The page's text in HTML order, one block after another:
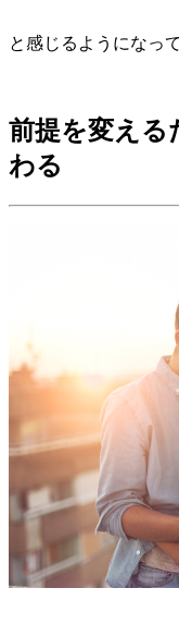
と感じるようになっ
前提を変える
わる